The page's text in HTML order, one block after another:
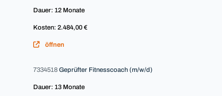
Dauer: 12 Monate
Kosten: 2.484,00 €
öffnen
7334518 Geprüfter Fitnesscoach (m/w/d)
Dauer: 13 Monate